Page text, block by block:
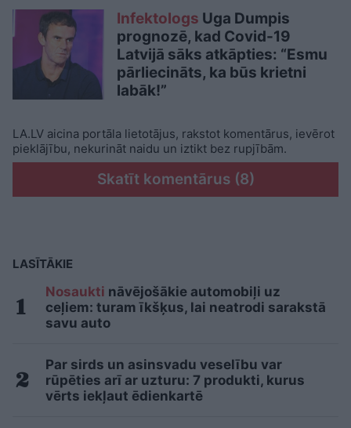
Infektologs Uga Dumpis
prognozē, kad Covid-19
Latvijā sāks atkāpties: “Esmu
pārliecināts, ka būs krietni
labāk!”
LA.LV aicina portāla lietotājus, rakstot komentārus, ievērot
pieklājību, nekurināt naidu un iztikt bez rupjībām.
Skatīt komentārus (8)
LASĪTĀKIE
Nosaukti nāvējošākie automobiļi uz
ceļiem: turam īkšķus, lai neatrodi sarakstā
savu auto
Par sirds un asinsvadu veselību var
rūpēties arī ar uzturu: 7 produkti, kurus
vērts iekļaut ēdienkartē